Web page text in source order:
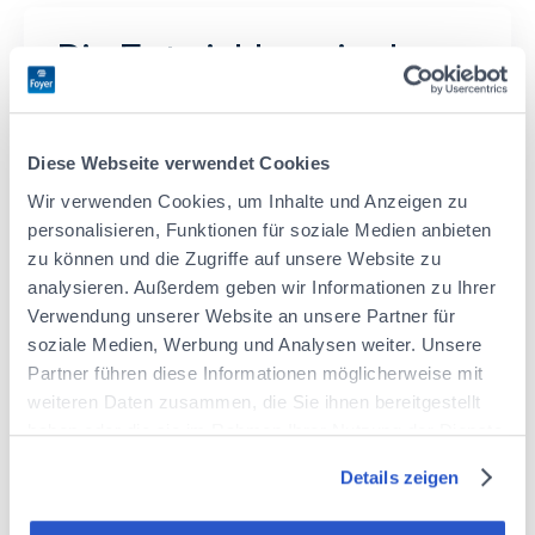
Diese Webseite verwendet Cookies
Wir verwenden Cookies, um Inhalte und Anzeigen zu
personalisieren, Funktionen für soziale Medien anbieten
zu können und die Zugriffe auf unsere Website zu
analysieren. Außerdem geben wir Informationen zu Ihrer
Verwendung unserer Website an unsere Partner für
soziale Medien, Werbung und Analysen weiter. Unsere
Partner führen diese Informationen möglicherweise mit
weiteren Daten zusammen, die Sie ihnen bereitgestellt
haben oder die sie im Rahmen Ihrer Nutzung der Dienste
Informieren Sie sich über unsere Cookie-Richtlinie
:https://www.foyer.lu/de/info/information-ueber-die-
Details zeigen
Die Entwicklung in der
Gruppe
100
Im Durchschnitt 100 neue Arbeitsplätze pro
Jahr